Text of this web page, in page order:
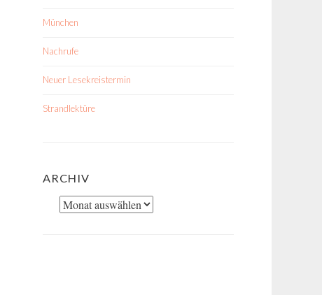
München
Nachrufe
Neuer Lesekreistermin
Strandlektüre
ARCHIV
Archiv